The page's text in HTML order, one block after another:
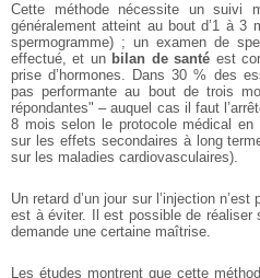
Cette méthode nécessite un suivi
généralement atteint au bout d’1 à 3
spermogramme) ; un examen de
effectué, et un bilan de santé est
prise d’hormones. Dans 30 % des
pas performante au bout de trois
répondantes" – auquel cas il faut
8 mois selon le protocole médical en
sur les effets secondaires à long
sur les maladies cardiovasculaires).
Un retard d’un jour sur l’injection
est à éviter. Il est possible de réaliser
demande une certaine maîtrise.
Les études montrent que cette